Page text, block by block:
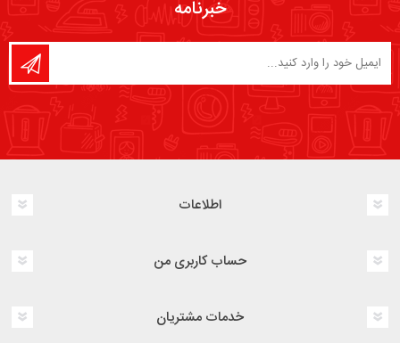
خبرنامه
اطلاعات
حساب کاربری من
خدمات مشتریان